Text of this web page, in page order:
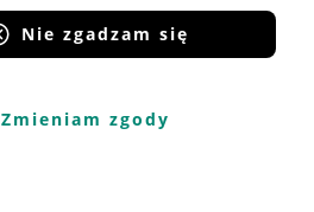
Nie zgadzam się
Zmieniam zgody